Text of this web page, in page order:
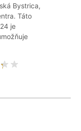
Bystrica,
Táto
je